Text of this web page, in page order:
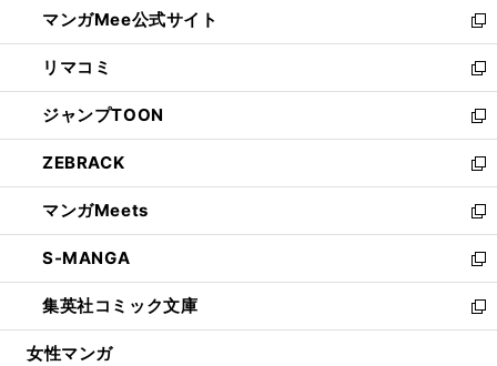
く
ド
ウ
で
開
く
ィ
ン
ド
ウ
で
開
く
い
ウ
ィ
ン
ド
ウ
で
開
く
マンガMee公式サイト
新
し
い
ウ
ィ
ン
ド
ウ
で
開
く
リマコミ
新
し
い
ウ
ィ
ン
ド
ウ
で
開
く
ジャンプTOON
新
し
い
ウ
ィ
ン
ド
ウ
で
開
ZEBRACK
新
し
い
ウ
ィ
ン
ド
ウ
マンガMeets
新
し
い
ウ
ィ
ン
S-MANGA
新
し
い
ウ
集英社コミック文庫
新
し
女性マンガ